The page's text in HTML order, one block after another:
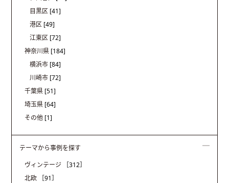
目黒区 [41]
港区 [49]
江東区 [72]
神奈川県 [184]
横浜市 [84]
川崎市 [72]
千葉県 [51]
埼玉県 [64]
その他 [1]
テーマから事例を探す
ヴィンテージ
［312］
北欧
［91］